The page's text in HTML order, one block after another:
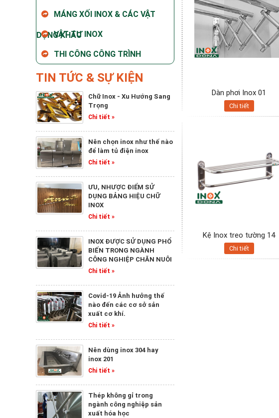
MÁNG XỐI INOX & CÁC VẬT
DỤNG KHÁC
VẬT TƯ INOX
THI CÔNG CÔNG TRÌNH
TIN TỨC & SỰ KIỆN
Chữ Inox - Xu Hướng Sang
Trọng
Chi tiết »
Nên chọn inox như thế nào
để làm tủ điện inox
Chi tiết »
ƯU, NHƯỢC ĐIỂM SỬ
DỤNG BẢNG HIỆU CHỮ
INOX
Chi tiết »
INOX ĐƯỢC SỬ DỤNG PHỔ
BIẾN TRONG NGÀNH
CÔNG NGHIỆP CHĂN NUÔI
Chi tiết »
Covid-19 Ảnh hưởng thế
nào đến các cơ sở sản
xuất cơ khí.
Chi tiết »
Nên dùng inox 304 hay
inox 201
Chi tiết »
Thép không gỉ trong
ngành công nghiệp sản
xuất hóa học
Dàn phơi Inox 01
Chi tiết
Kệ Inox treo tường 14
Chi tiết